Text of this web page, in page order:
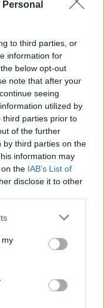
to third parties, or
information for
below opt-out
note that after your
seeing
utilized by
third parties prior to
of the further
by third parties on the
information may
the IAB’s List of
disclose it to other
my